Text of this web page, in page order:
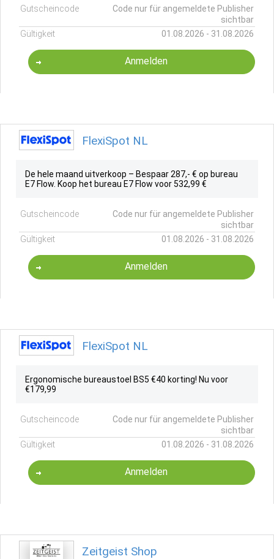
Gutscheincode
Code nur für angemeldete Publisher
sichtbar
Gültigkeit
01.08.2026 - 31.08.2026
Anmelden
FlexiSpot NL
De hele maand uitverkoop – Bespaar 287,- € op bureau
E7 Flow. Koop het bureau E7 Flow voor 532,99 €
Gutscheincode
Code nur für angemeldete Publisher
sichtbar
Gültigkeit
01.08.2026 - 31.08.2026
Anmelden
FlexiSpot NL
Ergonomische bureaustoel BS5 €40 korting! Nu voor
€179,99
Gutscheincode
Code nur für angemeldete Publisher
sichtbar
Gültigkeit
01.08.2026 - 31.08.2026
Anmelden
Zeitgeist Shop